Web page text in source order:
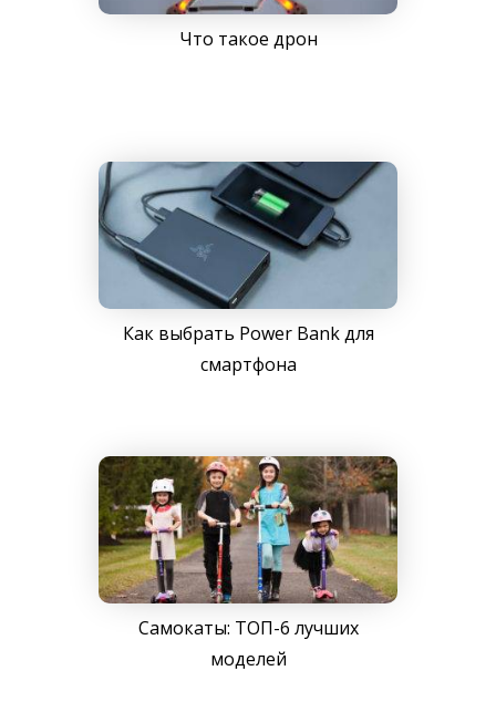
Что такое дрон
Как выбрать Power Bank для
смартфона
Самокаты: ТОП-6 лучших
моделей